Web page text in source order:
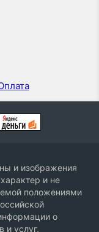
и изображения
и не
положениями
о
и услуг,